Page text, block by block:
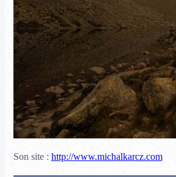
Son site : http://www.michalkarcz.com